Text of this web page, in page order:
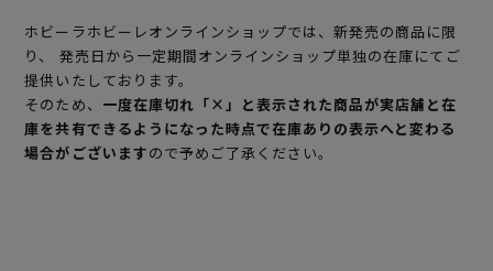
ホビーラホビーレオンラインショップでは、新発売の商品に限
り、 発売日から一定期間オンラインショップ単独の在庫にてご
提供いたしております。
そのため、 一度在庫切れ「×」と表示された商品が実店舗と在
庫を共有できるようになった時点で在庫ありの表示へと変わる
場合がございますので予めご了承ください。